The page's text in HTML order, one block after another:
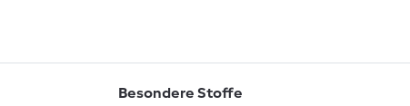
Besondere Stoffe